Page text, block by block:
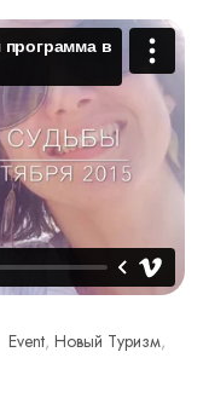
Event, Новый Туризм,